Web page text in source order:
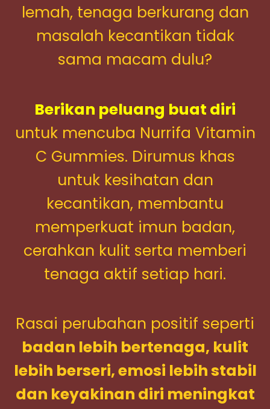
lemah, tenaga berkurang dan
masalah kecantikan tidak
sama macam dulu?
Berikan peluang buat diri
untuk mencuba Nurrifa Vitamin
C Gummies. Dirumus khas
untuk kesihatan dan
kecantikan, membantu
memperkuat imun badan,
cerahkan kulit serta memberi
tenaga aktif setiap hari.
Rasai perubahan positif seperti
badan lebih bertenaga, kulit
lebih berseri, emosi lebih stabil
dan keyakinan diri meningkat